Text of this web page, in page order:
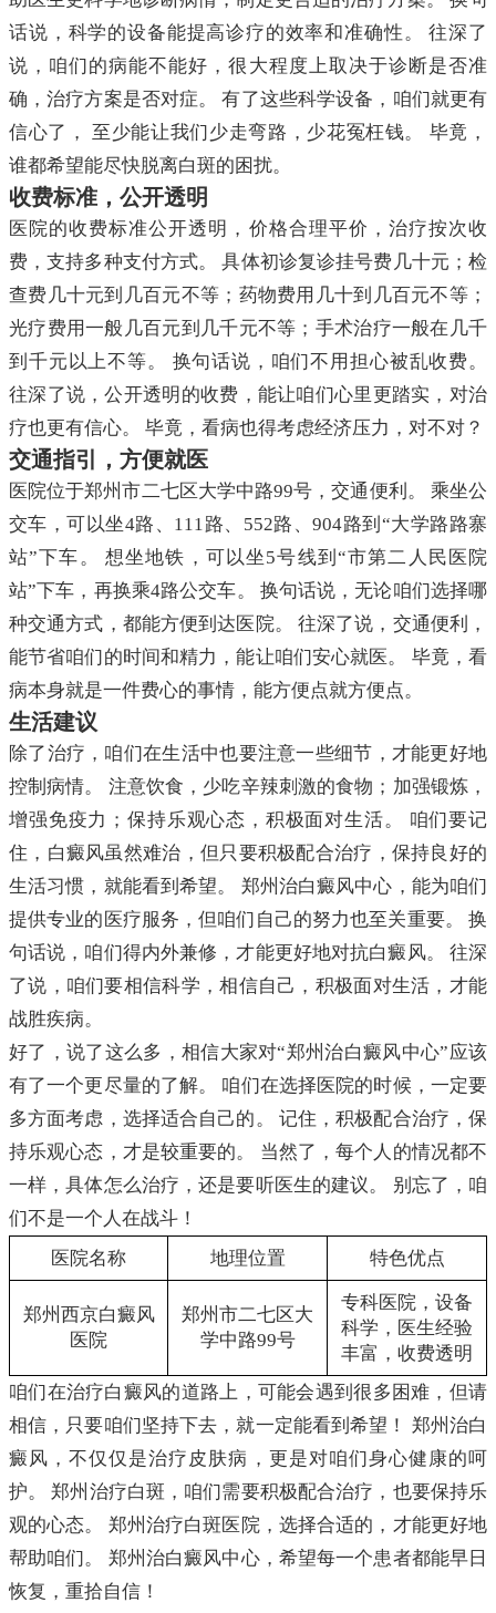
话说，科学的设备能提高诊疗的效率和准确性。 往深了
说，咱们的病能不能好，很大程度上取决于诊断是否准
确，治疗方案是否对症。 有了这些科学设备，咱们就更有
信心了， 至少能让我们少走弯路，少花冤枉钱。 毕竟，
谁都希望能尽快脱离白斑的困扰。
收费标准，公开透明
医院的收费标准公开透明，价格合理平价，治疗按次收
费，支持多种支付方式。 具体初诊复诊挂号费几十元；检
查费几十元到几百元不等；药物费用几十到几百元不等；
光疗费用一般几百元到几千元不等；手术治疗一般在几千
到千元以上不等。 换句话说，咱们不用担心被乱收费。
往深了说，公开透明的收费，能让咱们心里更踏实，对治
疗也更有信心。 毕竟，看病也得考虑经济压力，对不对？
交通指引，方便就医
医院位于郑州市二七区大学中路99号，交通便利。 乘坐公
交车，可以坐4路、111路、552路、904路到“大学路路寨
站”下车。 想坐地铁，可以坐5号线到“市第二人民医院
站”下车，再换乘4路公交车。 换句话说，无论咱们选择哪
种交通方式，都能方便到达医院。 往深了说，交通便利，
能节省咱们的时间和精力，能让咱们安心就医。 毕竟，看
病本身就是一件费心的事情，能方便点就方便点。
生活建议
除了治疗，咱们在生活中也要注意一些细节，才能更好地
控制病情。 注意饮食，少吃辛辣刺激的食物；加强锻炼，
增强免疫力；保持乐观心态，积极面对生活。 咱们要记
住，白癜风虽然难治，但只要积极配合治疗，保持良好的
生活习惯，就能看到希望。 郑州治白癜风中心，能为咱们
提供专业的医疗服务，但咱们自己的努力也至关重要。 换
句话说，咱们得内外兼修，才能更好地对抗白癜风。 往深
了说，咱们要相信科学，相信自己，积极面对生活，才能
战胜疾病。
好了，说了这么多，相信大家对“郑州治白癜风中心”应该
有了一个更尽量的了解。 咱们在选择医院的时候，一定要
多方面考虑，选择适合自己的。 记住，积极配合治疗，保
持乐观心态，才是较重要的。 当然了，每个人的情况都不
一样，具体怎么治疗，还是要听医生的建议。 别忘了，咱
们不是一个人在战斗！
医院名称
地理位置 特色优点
郑州西京白癜风
医院
郑州市二七区大
学中路99号
专科医院，设备
科学，医生经验
丰富，收费透明
咱们在治疗白癜风的道路上，可能会遇到很多困难，但请
相信，只要咱们坚持下去，就一定能看到希望！ 郑州治白
癜风，不仅仅是治疗皮肤病，更是对咱们身心健康的呵
护。 郑州治疗白斑，咱们需要积极配合治疗，也要保持乐
观的心态。 郑州治疗白斑医院，选择合适的，才能更好地
帮助咱们。 郑州治白癜风中心，希望每一个患者都能早日
恢复，重拾自信！